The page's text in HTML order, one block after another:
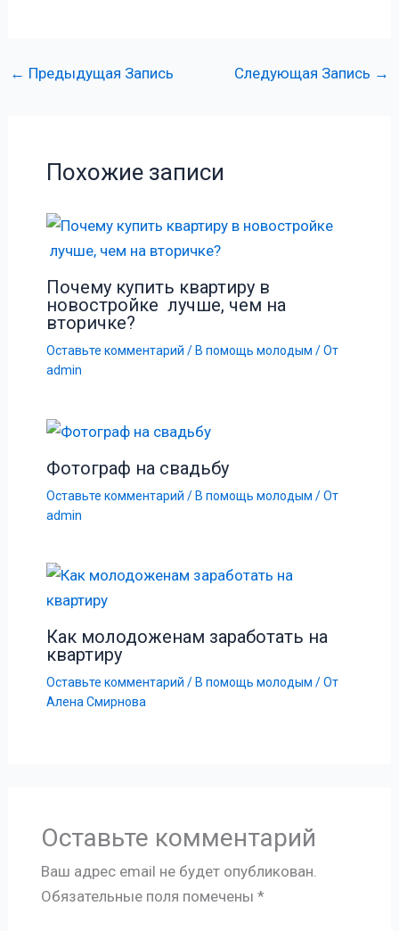
← Предыдущая Запись Следующая Запись →
Похожие записи
Почему купить квартиру в
новостройке лучше, чем на
вторичке?
Оставьте комментарий / В помощь молодым / От
admin
Фотограф на свадьбу
Оставьте комментарий / В помощь молодым / От
admin
Как молодоженам заработать на
квартиру
Оставьте комментарий / В помощь молодым / От
Алена Смирнова
Оставьте комментарий
Ваш адрес email не будет опубликован.
Обязательные поля помечены *